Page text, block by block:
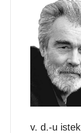
v. d.-u